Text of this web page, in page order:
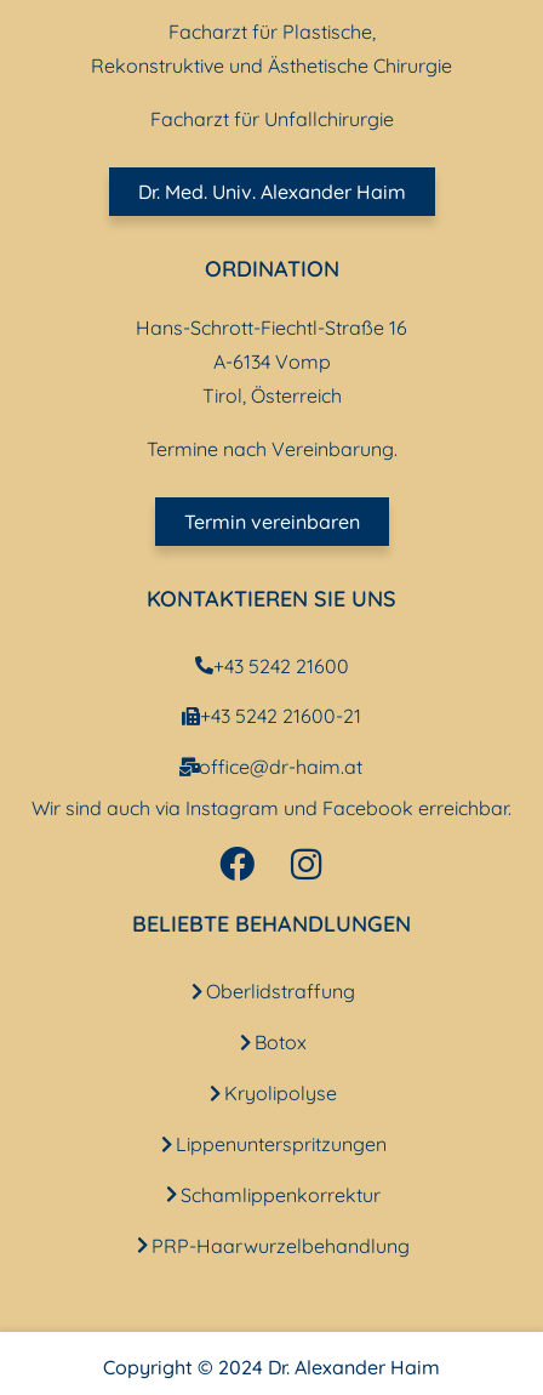
Facharzt für Plastische,
Rekonstruktive und Ästhetische Chirurgie
Facharzt für Unfallchirurgie
Dr. Med. Univ. Alexander Haim
ORDINATION
Hans-Schrott-Fiechtl-Straße 16
A-6134 Vomp
Tirol, Österreich
Termine nach Vereinbarung.
Termin vereinbaren
KONTAKTIEREN SIE UNS
+43 5242 21600
+43 5242 21600-21
office@dr-haim.at
Wir sind auch via Instagram und Facebook erreichbar.
BELIEBTE BEHANDLUNGEN
Oberlidstraffung
Botox
Kryolipolyse
Lippenunterspritzungen
Schamlippenkorrektur
PRP-Haarwurzelbehandlung
Copyright © 2024 Dr. Alexander Haim